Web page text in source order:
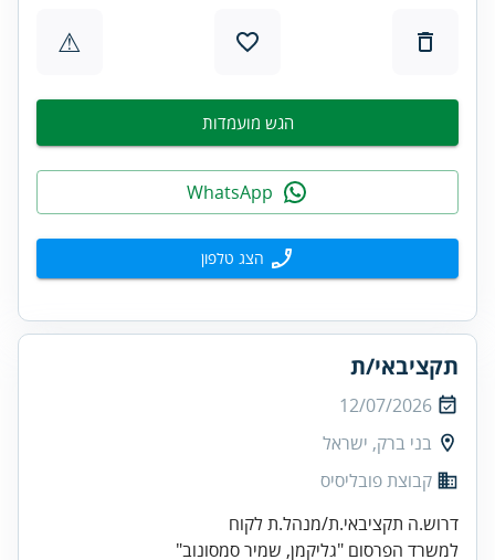
⚠
הגש מועמדות
הצג טלפון
תקציבאי/ת
12/07/2026
בני ברק, ישראל
קבוצת פובליסיס